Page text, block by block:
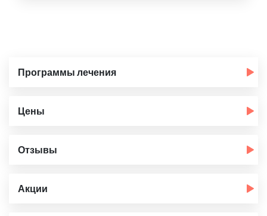
Программы лечения
Цены
Отзывы
Акции